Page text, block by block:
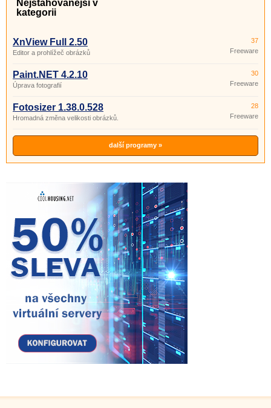
Nejstahovanější v
kategorii
XnView Full 2.50
Editor a prohlížeč obrázků
37
Freeware
Paint.NET 4.2.10
Úprava fotografií
30
Freeware
Fotosizer 1.38.0.528
Hromadná změna velikosti obrázků.
28
Freeware
další programy »